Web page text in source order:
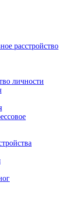
расстройство
личности